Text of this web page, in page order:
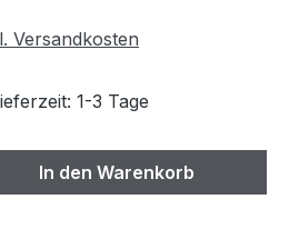
Versandkosten
1-3 Tage
Gib den
In den Warenkorb